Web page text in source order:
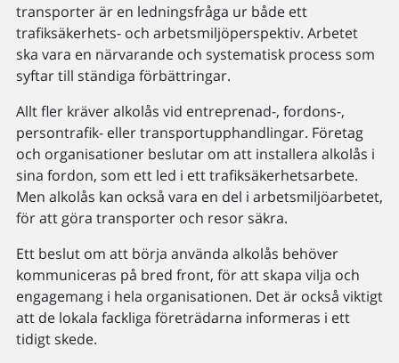
transporter är en ledningsfråga ur både ett
trafiksäkerhets- och arbetsmiljöperspektiv. Arbetet
ska vara en närvarande och systematisk process som
syftar till ständiga förbättringar.
Allt fler kräver alkolås vid entreprenad-, fordons-,
persontrafik- eller transportupphandlingar. Företag
och organisationer beslutar om att installera alkolås i
sina fordon, som ett led i ett trafiksäkerhetsarbete.
Men alkolås kan också vara en del i arbetsmiljöarbetet,
för att göra transporter och resor säkra.
Ett beslut om att börja använda alkolås behöver
kommuniceras på bred front, för att skapa vilja och
engagemang i hela organisationen. Det är också viktigt
att de lokala fackliga företrädarna informeras i ett
tidigt skede.